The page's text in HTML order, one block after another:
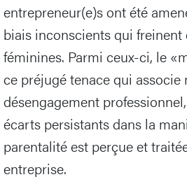
entrepreneur(e)s ont été
biais inconscients qui
féminines. Parmi ceux-ci, le
ce préjugé tenace qui associe
désengagement
écarts persistants dans la
parentalité est perçue et
entreprise.